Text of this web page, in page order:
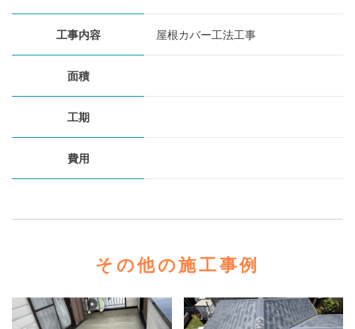
工事内容 屋根カバー工法工事
面積
工期
費用
その他の施工事例